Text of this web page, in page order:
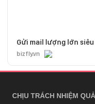
Gửi mail lượng lớn
bizfly.vn
CHỊU TRÁCH NHIỆM